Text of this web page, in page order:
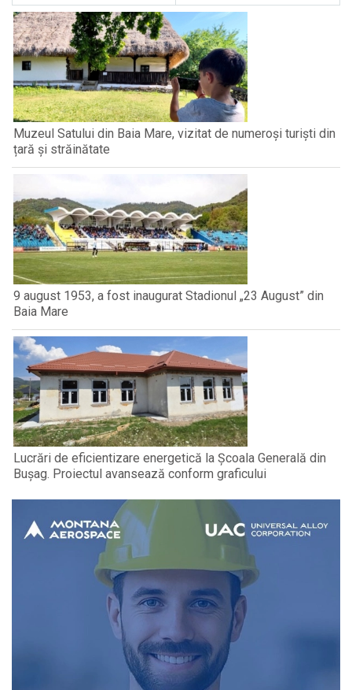
Muzeul Satului din Baia Mare, vizitat de numeroși turiști din
țară și străinătate
9 august 1953, a fost inaugurat Stadionul „23 August” din
Baia Mare
Lucrări de eficientizare energetică la Școala Generală din
Bușag. Proiectul avansează conform graficului